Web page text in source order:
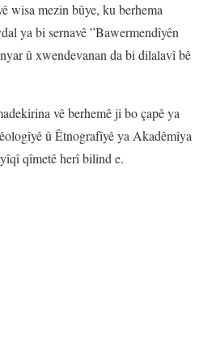
wisa mezin bûye, ku berhema
ya bi sernavê ”Bawermendîyên
û xwendevanan da bi dilalavî bê
vê berhemê ji bo çapê ya
û Êtnografîyê ya Akadêmîya
qîmetê herî bilind e.